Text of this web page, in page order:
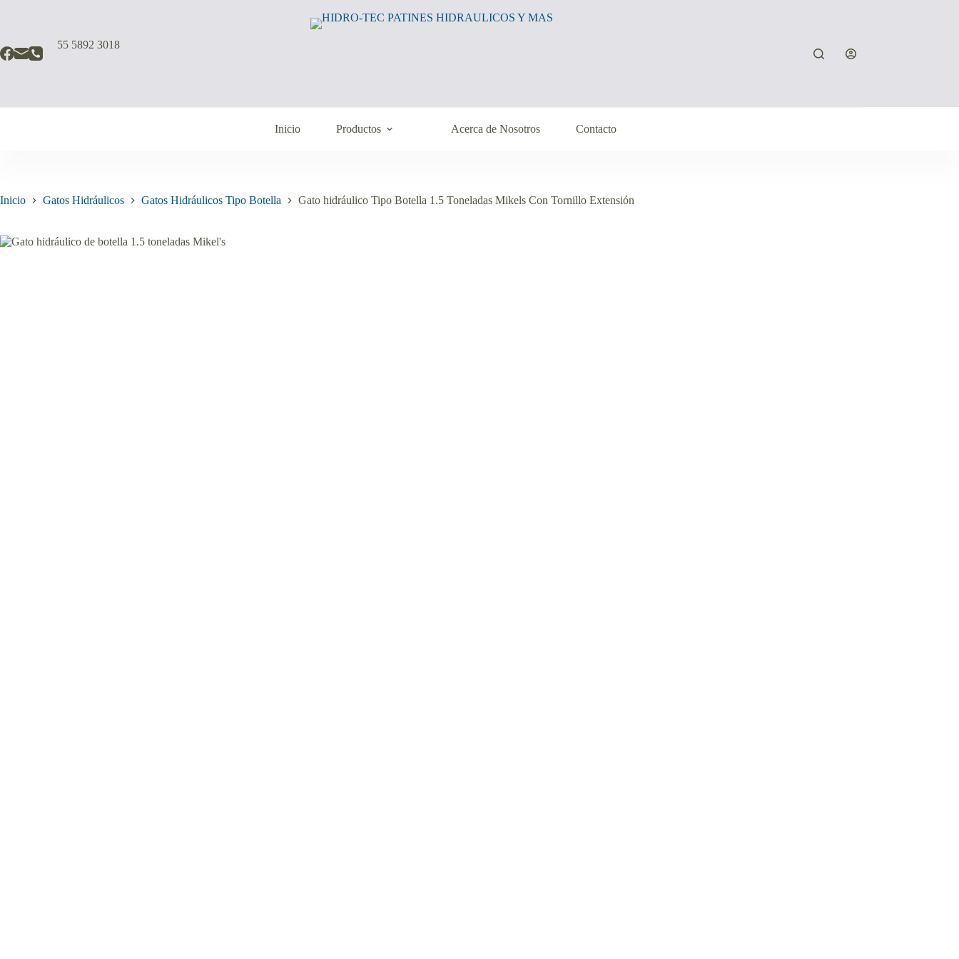
55 5892 3018
Inicio Productos Acerca de Nosotros Contacto
Inicio Gatos Hidráulicos Gatos Hidráulicos Tipo Botella Gato hidráulico Tipo Botella 1.5 Toneladas Mikels Con Tornillo Extensión